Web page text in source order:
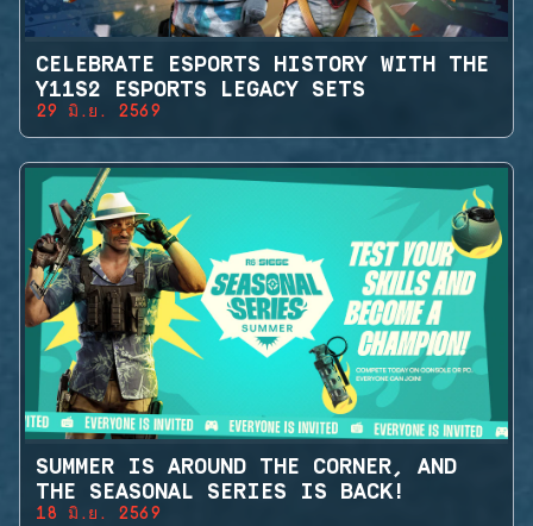
CELEBRATE ESPORTS HISTORY WITH THE
Y11S2 ESPORTS LEGACY SETS
29 มิ.ย. 2569
SUMMER IS AROUND THE CORNER, AND
THE SEASONAL SERIES IS BACK!
18 มิ.ย. 2569